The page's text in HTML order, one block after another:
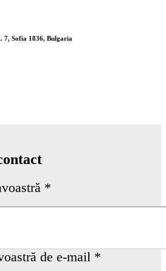
7, Sofia 1836, Bulgaria
de e-mail